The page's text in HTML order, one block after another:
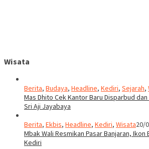
Wisata
Berita, Budaya, Headline, Kediri, Sejarah,
Mas Dhito Cek Kantor Baru Disparbud
Sri Aji Jayabaya
Berita, Ekbis, Headline, Kediri, Wisata20/
Mbak Wali Resmikan Pasar Banjaran,
Kediri